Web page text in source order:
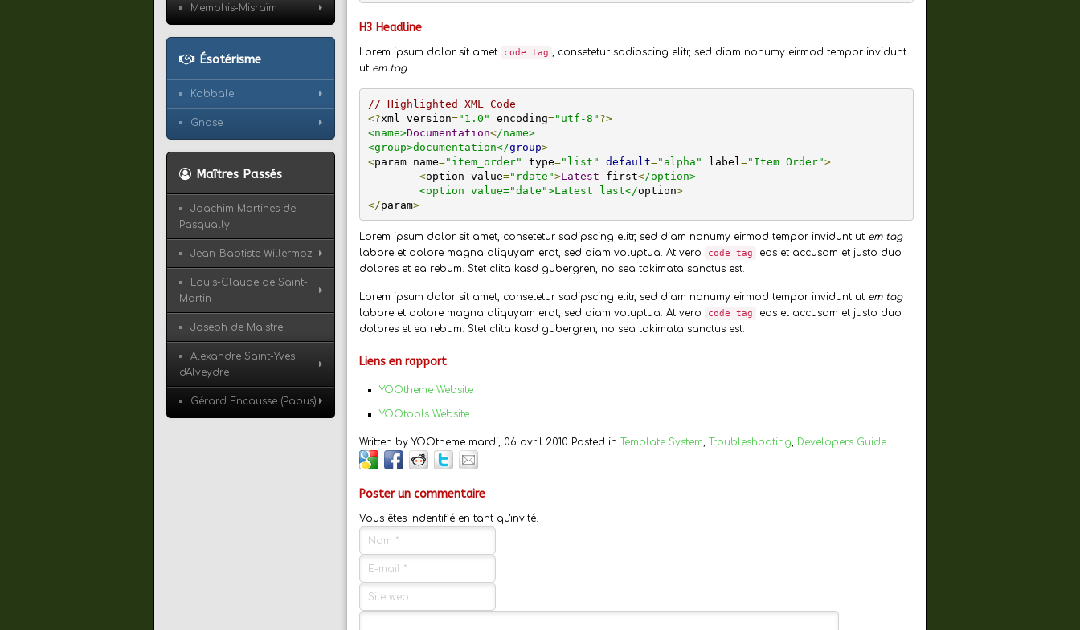
H3 Headline
Lorem ipsum dolor sit amet code tag , consetetur sadipscing elitr, sed diam nonumy eirmod tempor invidunt
ut em tag.
// Highlighted XML Code
<?xml version="1.0" encoding="utf-8" ?>
<name>Documentation</name>
<group>documentation</group>
<param name="item_order" type="list" default="alpha" label ="Item Order">
<option value="rdate">Latest first</option>
	<option value="date">Latest last</
option>
</param>
Lorem ipsum dolor sit amet, consetetur sadipscing elitr, sed diam nonumy eirmod tempor invidunt ut em tag
labore et dolore magna aliquyam erat, sed diam voluptua. At vero
code tag
eos et accusam et justo duo
dolores et ea rebum. Stet clita kasd gubergren, no sea takimata sanctus est.
Lorem ipsum dolor sit amet, consetetur sadipscing elitr, sed diam nonumy eirmod tempor invidunt ut em tag
labore et dolore magna aliquyam erat, sed diam voluptua. At vero
code tag
eos et accusam et justo duo
dolores et ea rebum. Stet clita kasd gubergren, no sea takimata sanctus est.
Liens en rapport
YOOtheme Website
YOOtools Website
Written by YOOtheme mardi, 06 avril 2010 Posted in Template System, Troubleshooting, Developers Guide
Poster un commentaire
Vous êtes indentifié en tant qu'invité.
Memphis-Misraïm
Ésotérisme
Kabbale
Gnose
Maîtres Passés
Joachim Martines de
Pasqually
Jean-Baptiste Willermoz
Louis-Claude de Saint-
Martin
Joseph de Maistre
Alexandre Saint-Yves
d'Alveydre
Gérard Encausse (Papus)